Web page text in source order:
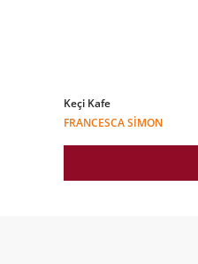
Keçi Kafe
FRANCESCA SIMON